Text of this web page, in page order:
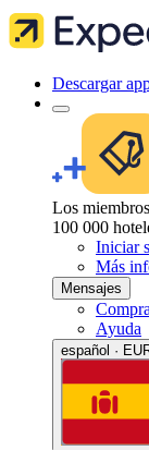
Descargar
Los
100 000
Iniciar
Más
Mensajes
Ayuda
español ·